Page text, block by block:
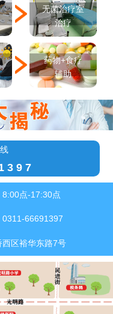
无菌治疗室
治疗
药物+食疗
辅助
8:00点-17:30点
0311-66691397
西区裕华东路7号